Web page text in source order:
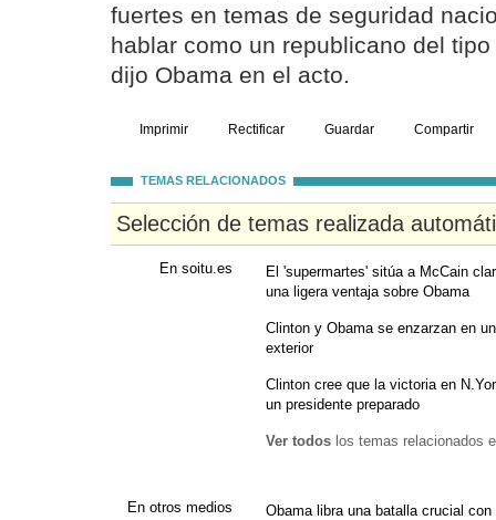
fuertes en temas de seguridad
hablar como un republicano del
dijo Obama en el acto.
Imprimir Rectificar Guardar Compartir
TEMAS RELACIONADOS
Selección de temas realizada
En soitu.es
El 'supermartes' sitúa a McCain
una ligera ventaja sobre Obama
Clinton y Obama se enzarzan en
exterior
Clinton cree que la victoria en
un presidente preparado
Ver todos los temas relacionados
En otros medios Obama libra una batalla crucial